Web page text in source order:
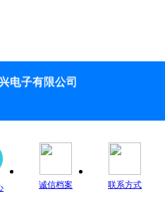
电子有限公司
诚信档案 联系方式